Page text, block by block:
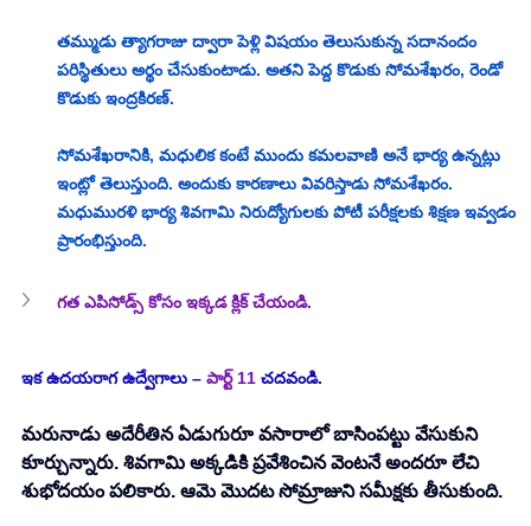
తమ్ముడు త్యాగరాజు ద్వారా పెళ్లి విషయం తెలుసుకున్న సదానందం
పరిస్థితులు అర్థం చేసుకుంటాడు. అతని పెద్ద కొడుకు సోమశేఖరం, రెండో
కొడుకు ఇంద్రకిరణ్.
సోమశేఖరానికి, మధులిక కంటే ముందు కమలవాణి అనే భార్య ఉన్నట్లు
ఇంట్లో తెలుస్తుంది. అందుకు కారణాలు వివరిస్తాడు సోమశేఖరం.
మధుమురళి భార్య శివగామి నిరుద్యోగులకు పోటీ పరీక్షలకు శిక్షణ ఇవ్వడం
ప్రారంభిస్తుంది.
గత ఎపిసోడ్స్ కోసం ఇక్కడ క్లిక్ చేయండి.
ఇక ఉదయరాగ ఉద్వేగాలు – పార్ట్ 11 చదవండి.
మరునాడు అదేరీతిన ఏడుగురూ వసారాలో బాసింపట్టు వేసుకుని
కూర్చున్నారు. శివగామి అక్కడికి ప్రవేశించిన వెంటనే అందరూ లేచి
శుభోదయం పలికారు. ఆమె మొదట సోమ్రాజుని సమీక్షకు తీసుకుంది.